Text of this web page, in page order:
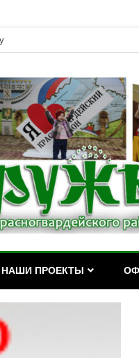
НАШИ ПРОЕКТЫ